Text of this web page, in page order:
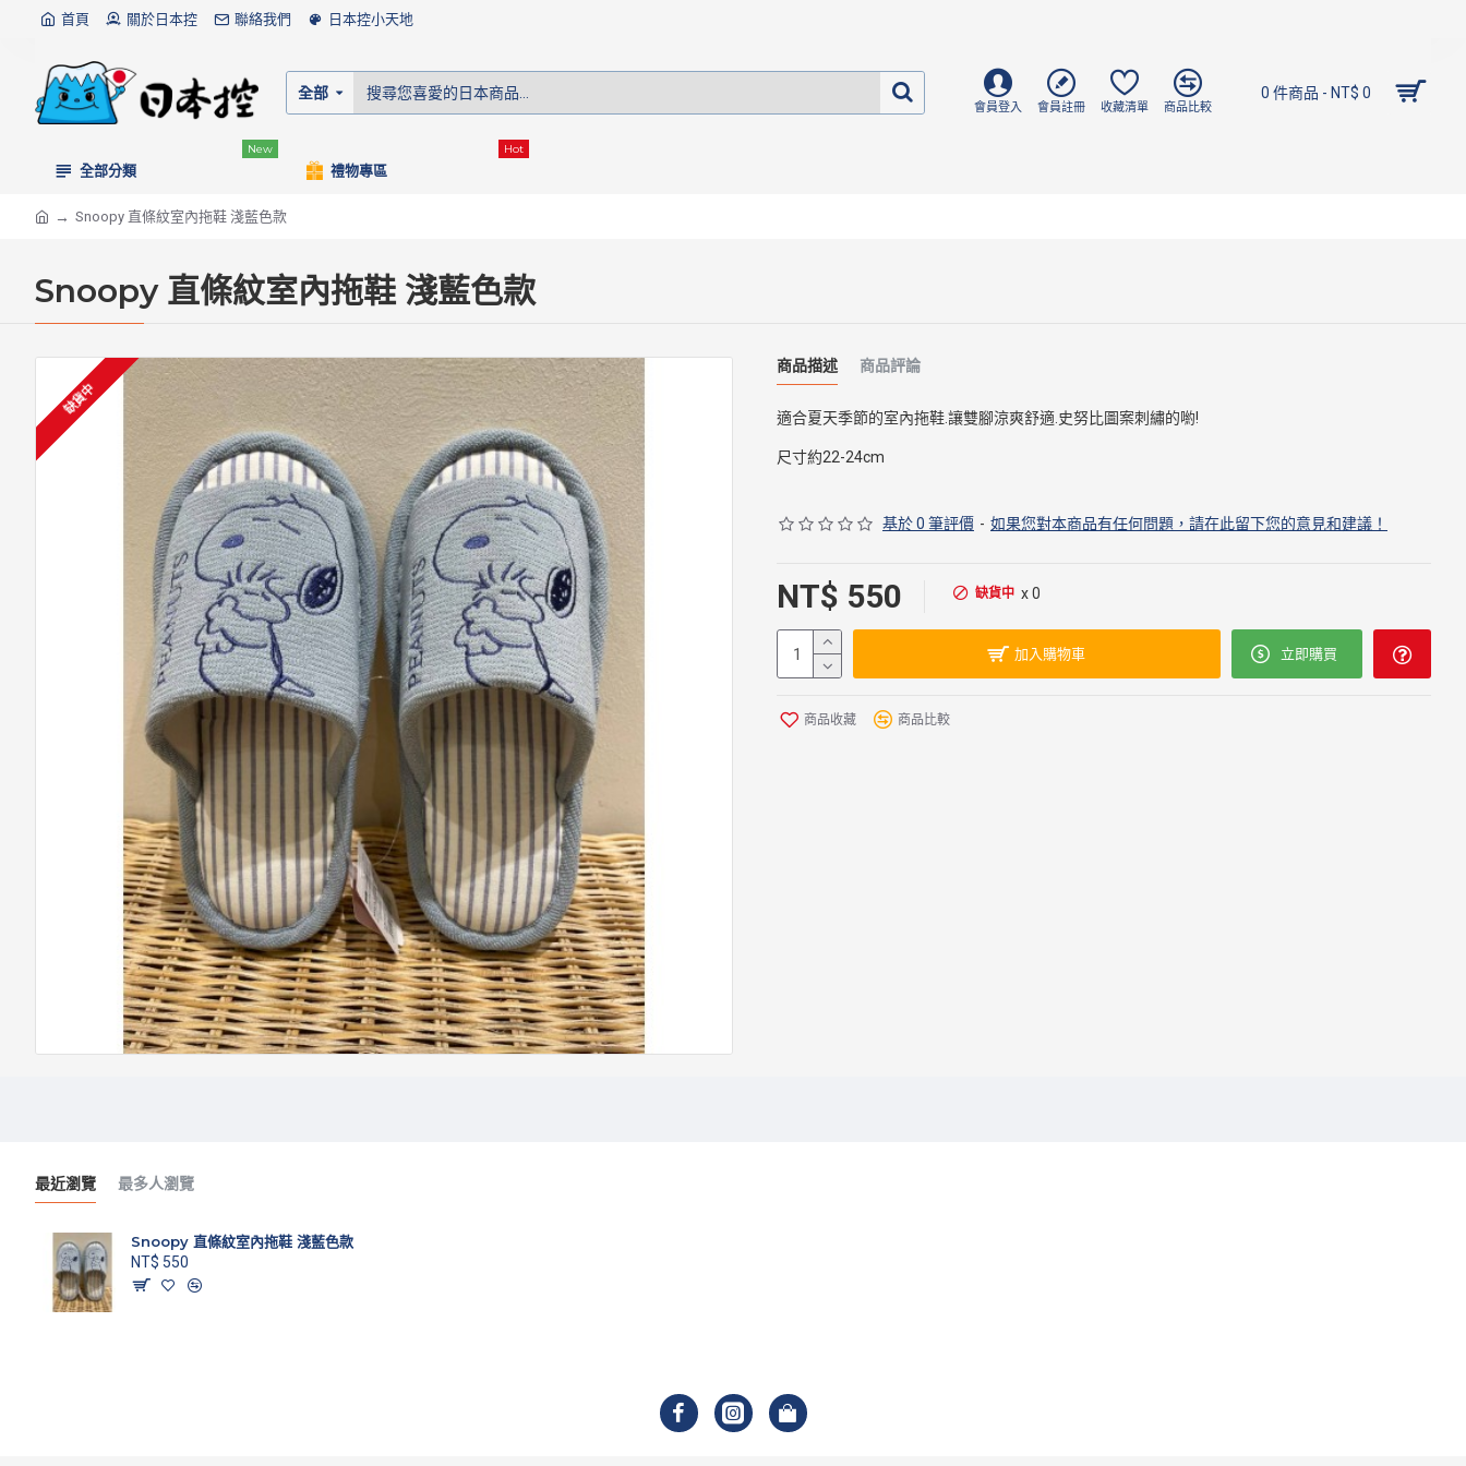
首頁 關於日本控 聯絡我們 日本控小天地
全部
會員登入 會員註冊 收藏清單 商品比較
0 件商品 - NT$ 0
全部分類
New
禮物專區
Hot
Snoopy 直條紋室內拖鞋 淺藍色款
Snoopy 直條紋室內拖鞋 淺藍色款
缺貨中
商品描述 商品評論
適合夏天季節的室內拖鞋.讓雙腳涼爽舒適.史努比圖案刺繡的喲!
尺寸約22-24cm
基於 0 筆評價 - 如果您對本商品有任何問題，請在此留下您的意見和建議！
NT$ 550 缺貨中 x 0
加入購物車 立即購買
商品收藏 商品比較
最近瀏覽 最多人瀏覽
Snoopy 直條紋室內拖鞋 淺藍色款
NT$ 550